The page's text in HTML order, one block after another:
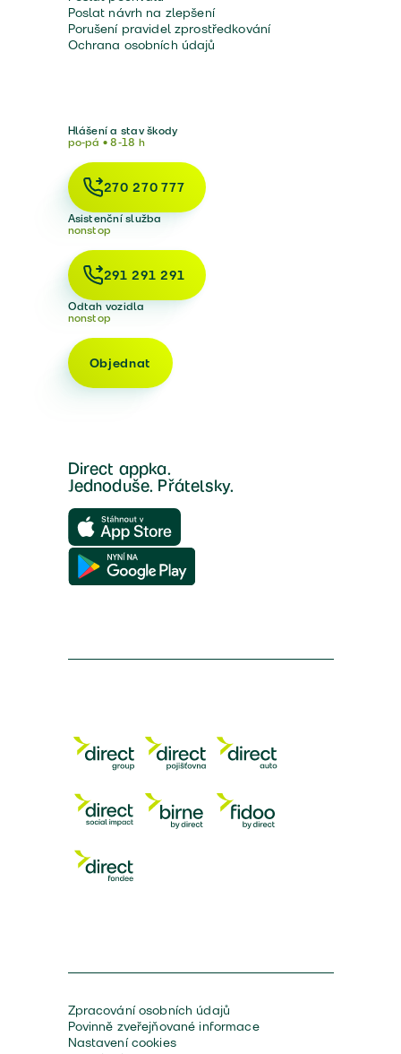
Poslat návrh na zlepšení
Porušení pravidel zprostředkování
Ochrana osobních údajů
Hlášení a stav škody
po-pá • 8-18 h
270 270 777
Asistenční služba
nonstop
291 291 291
Odtah vozidla
nonstop
Objednat
Direct appka.
Jednoduše. Přátelsky.
Zpracování osobních údajů
Povinně zveřejňované informace
Nastavení cookies